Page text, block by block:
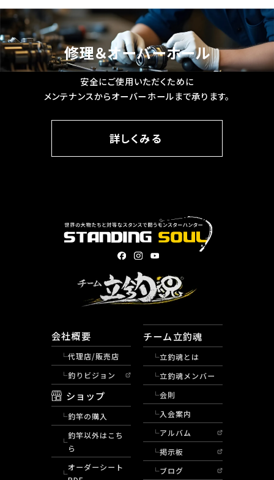
修理＆オーバーホール
安全にご使用いただくために
メンテナンスからオーバーホールまで承ります。
詳しくみる
会社概要
代理店/販売店
釣りビジョン
ショップ
釣竿の購入
釣竿以外はこち
ら
オーダーシート
チーム立釣魂
立釣魂とは
立釣魂メンバー
会則
入会案内
アルバム
掲示板
ブログ